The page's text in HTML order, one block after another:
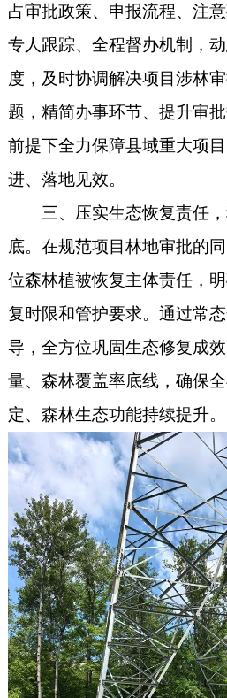
占审批政策、申报流程、注
专人跟踪、全程督办机制，
度，及时协调解决项目涉林
题，精简办事环节、提升审
前提下全力保障县域重大项
进、落地见效。
三、压实生态恢复责任
底。在规范项目林地审批的
位森林植被恢复主体责任，
复时限和管护要求。通过常
导，全方位巩固生态修复成
量、森林覆盖率底线，确保
定、森林生态功能持续提升。